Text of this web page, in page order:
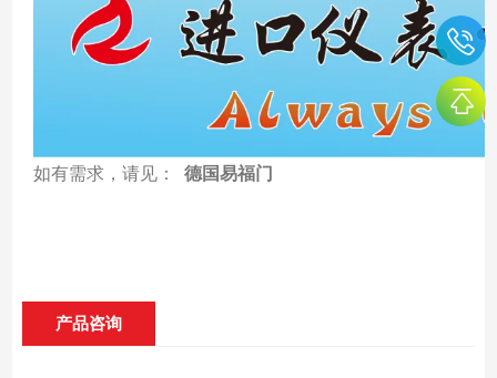
如有需求，请见： 德国易福门
产品咨询